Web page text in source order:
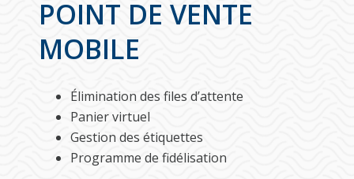
POINT DE VENTE
MOBILE
Élimination des files d’attente
Panier virtuel
Gestion des étiquettes
Programme de fidélisation